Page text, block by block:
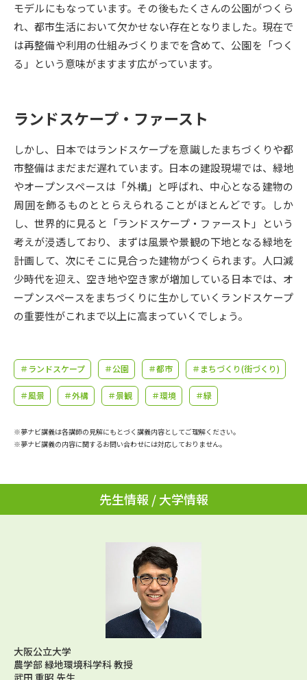
来場型・Web型イベント特集 夢ナビライブ
受験準備 資料検索
志望校・出願校を調べる
併願校選び 受験スケジュールを立てよう
先輩が入学を決めた理由 テレメール全国一斉進学調査
新生活お役立ちガイド
学問発見 学問検索
学問のミニ講義「夢ナビ講義」 学問分野解説
ユーザーサポート
個人情報取扱規定
テレメール進学カタログ
訂正のご案内
モデルにもなっています。その後もたくさんの公園がつくら
れ、都市生活において欠かせない存在となりました。現在で
は再整備や利用の仕組みづくりまでを含めて、公園を「つく
る」という意味がますます広がっています。
ランドスケープ・ファースト
しかし、日本ではランドスケープを意識したまちづくりや都
市整備はまだまだ遅れています。日本の建設現場では、緑地
やオープンスペースは「外構」と呼ばれ、中心となる建物の
周囲を飾るものととらえられることがほとんどです。しか
し、世界的に見ると「ランドスケープ・ファースト」という
考えが浸透しており、まずは風景や景観の下地となる緑地を
計画して、次にそこに見合った建物がつくられます。人口減
少時代を迎え、空き地や空き家が増加している日本では、オ
ープンスペースをまちづくりに生かしていくランドスケープ
の重要性がこれまで以上に高まっていくでしょう。
＃ランドスケープ ＃公園 ＃都市 ＃まちづくり(街づくり)
＃風景 ＃外構 ＃景観 ＃環境 ＃緑
※夢ナビ講義は各講師の見解にもとづく講義内容としてご理解ください。
※夢ナビ講義の内容に関するお問い合わせには対応しておりません。
先生情報 / 大学情報
大阪公立大学
農学部 緑地環境科学科 教授
武田 重昭 先生